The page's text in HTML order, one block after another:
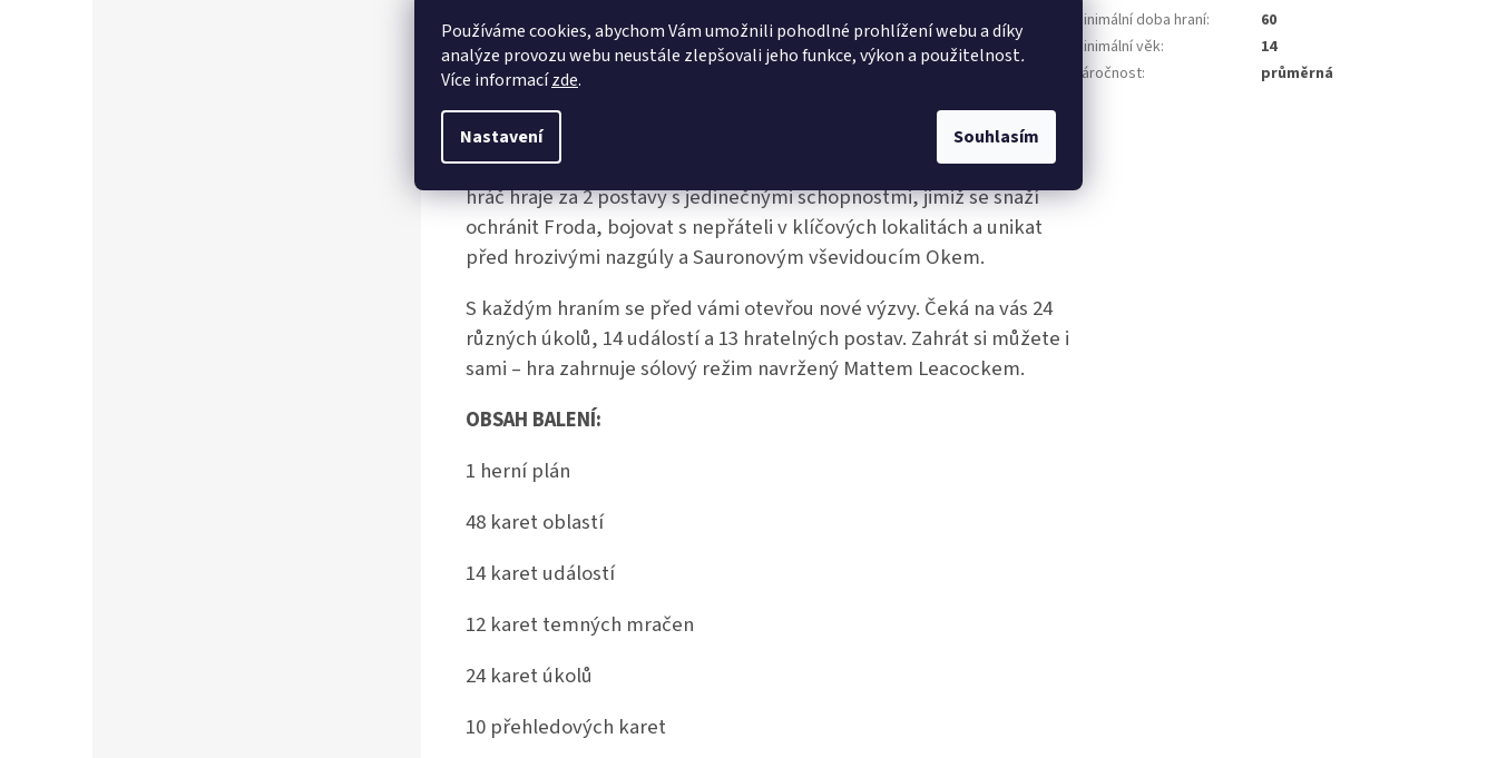
Používáme cookies, abychom Vám umožnili pohodlné prohlížení webu a díky
analýze provozu webu neustále zlepšovali jeho funkce, výkon a použitelnost.
Více informacízde.
Nastavení Souhlasím
každé rozhodnutí otevře novou cestu. Nitky se splétají a osud
svobodných národů závisí na vaší udatnosti, přátelství a odhodlání.
Vhodíte Jeden prsten do žhavého jícnu Hory osudu, nebo jeho
nositel propadne zoufalství?
Osud společenstva je kooperativní hra pro 1-5 hráčů, ve které každý
hráč hraje za 2 postavy s jedinečnými schopnostmi, jimiž se snaží
ochránit Froda, bojovat s nepřáteli v klíčových lokalitách a unikat
před hrozivými nazgúly a Sauronovým vševidoucím Okem.
S každým hraním se před vámi otevřou nové výzvy. Čeká na vás 24
různých úkolů, 14 událostí a 13 hratelných postav. Zahrát si můžete i
sami – hra zahrnuje sólový režim navržený Mattem Leacockem.
OBSAH BALENÍ:
1 herní plán
48 karet oblastí
14 karet událostí
12 karet temných mračen
24 karet úkolů
10 přehledových karet
Minimální doba hraní:
60
Minimální věk:
14
Náročnost: průměrná